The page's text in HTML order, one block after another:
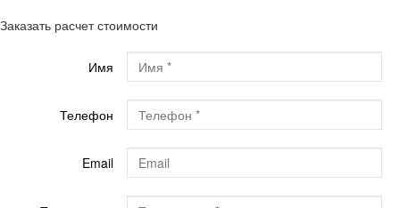
Заказать расчет стоимости
Имя
Телефон
Email